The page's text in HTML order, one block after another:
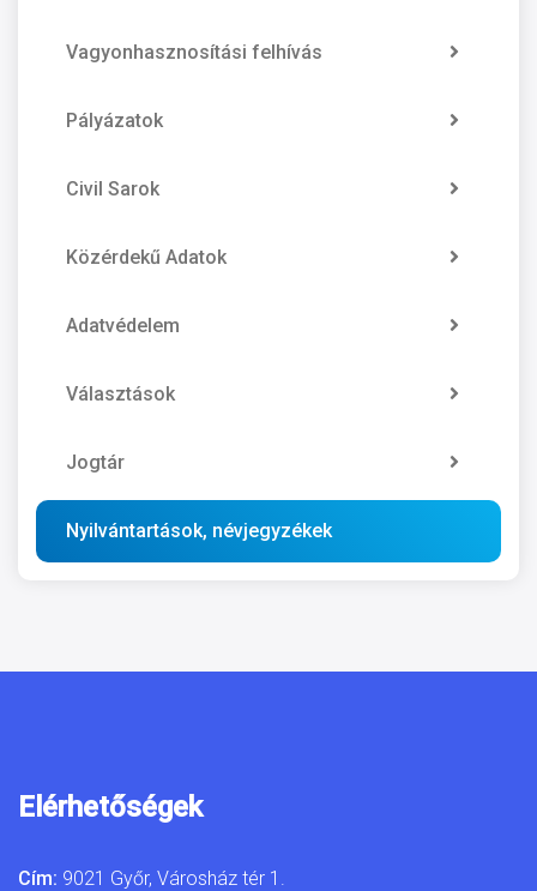
Vagyonhasznosítási felhívás
Pályázatok
Civil Sarok
Közérdekű Adatok
Adatvédelem
Választások
Jogtár
Nyilvántartások, névjegyzékek
Elérhetőségek
Cím: 9021 Győr, Városház tér 1.